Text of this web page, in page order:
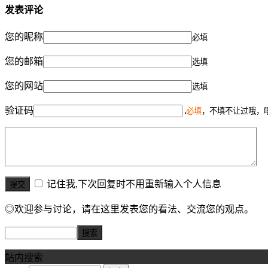
发表评论
您的昵称 必填
您的邮箱 选填
您的网站 选填
验证码 必填，不填不让过哦，
记住我,下次回复时不用重新输入个人信息
◎欢迎参与讨论，请在这里发表您的看法、交流您的观点。
站内搜索